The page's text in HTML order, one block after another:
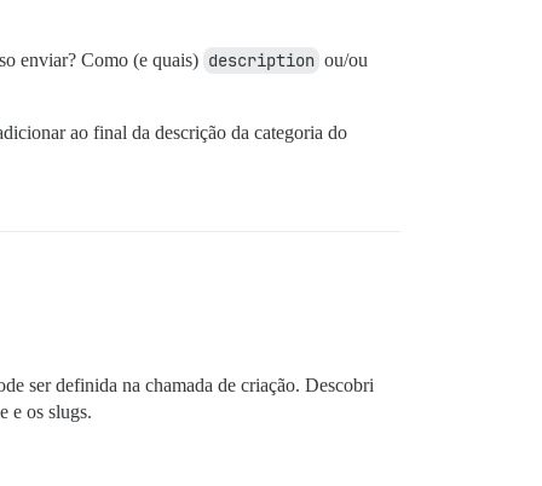
enviar? Como (e quais) description ou/ou
ao final da descrição da categoria do
ser definida na chamada de criação. Descobri
e os slugs.